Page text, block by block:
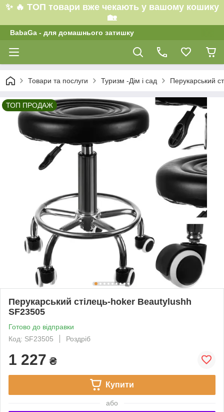
✨ 🔥 ТОП товари вже чекають у вашому кошику
🏡
BabaGa - для домашнього затишку
Товари та послуги Туризм -Дім і сад Перукарський
ТОП ПРОДАЖ
Перукарський стілець-hoker Beautylushh
SF23505
Готово до відправки
Код: SF23505
Роздріб
1 227 ₴
Купити
або